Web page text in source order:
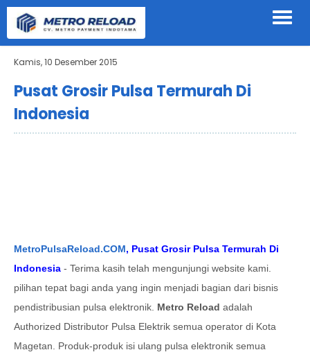
Kamis, 10 Desember 2015
Pusat Grosir Pulsa Termurah Di
Indonesia
MetroPulsaReload.COM, Pusat Grosir Pulsa Termurah Di
Indonesia - Terima kasih telah mengunjungi website kami.
pilihan tepat bagi anda yang ingin menjadi bagian dari bisnis
pendistribusian pulsa elektronik. Metro Reload adalah
Authorized Distributor Pulsa Elektrik semua operator di Kota
Magetan. Produk-produk isi ulang pulsa elektronik semua